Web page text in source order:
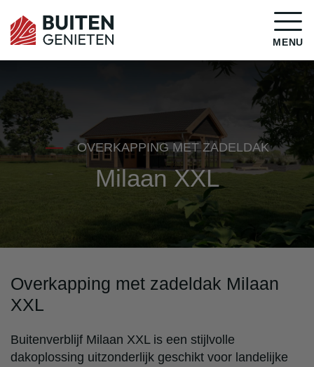
MENU
OVERKAPPING MET ZADELDAK
Milaan XXL
Overkapping met zadeldak Milaan
XXL
Buitenverblijf Milaan XXL is een stijlvolle
dakoplossing uitzonderlijk geschikt voor landelijke